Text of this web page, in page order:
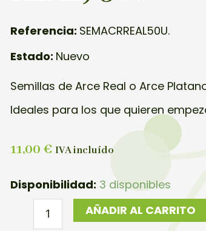
Referencia: SEMACRREAL50U.
Estado: Nuevo
Semillas de Arce Real o Arce
Ideales para los que quieren
11,00€ IVA incluído
Disponibilidad: 3 disponibles
SEMILLAS
ARCE
PLATANAOIDES
AÑADIR AL CARRITO